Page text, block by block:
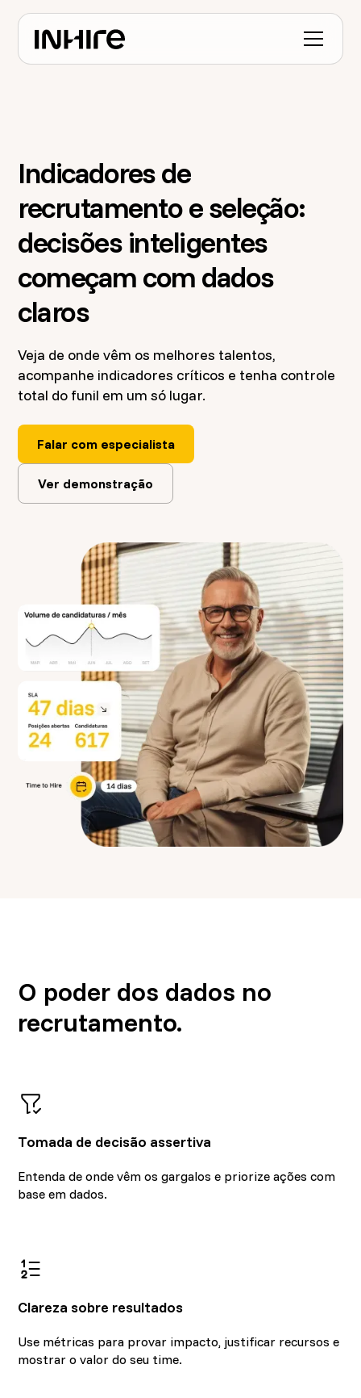
Indicadores de
recrutamento e seleção:
decisões inteligentes
começam com dados
claros
Veja de onde vêm os melhores talentos,
acompanhe indicadores críticos e tenha controle
total do funil em um só lugar.
Falar com especialista
Ver demonstração
O poder dos dados no
recrutamento.
Tomada de decisão assertiva
Entenda de onde vêm os gargalos e priorize ações com
base em dados.
Clareza sobre resultados
Use métricas para provar impacto, justificar recursos e
mostrar o valor do seu time.